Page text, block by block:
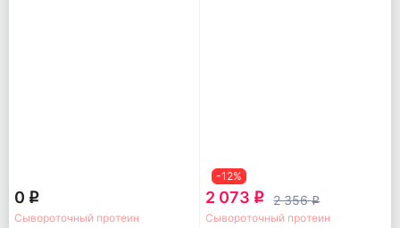
0 q
Сывороточный протеин
-12%
2 073 q 2 356q
Сывороточный протеин